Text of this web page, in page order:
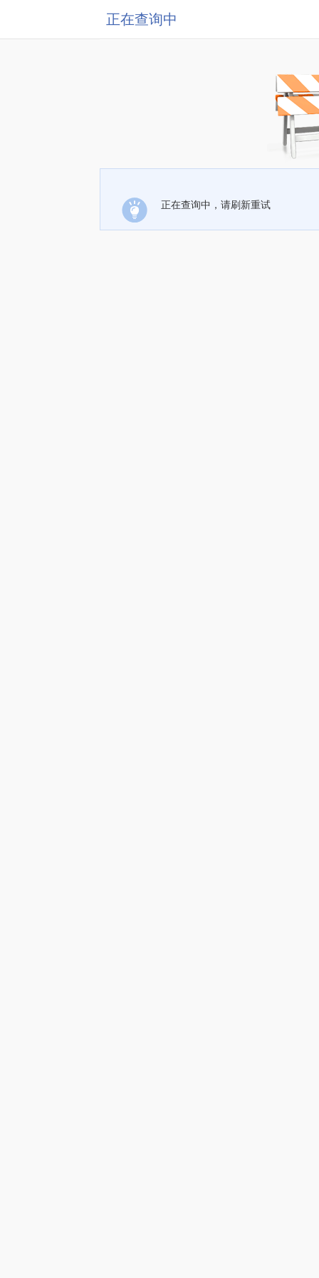
正在查询中
正在查询中，请刷新重试